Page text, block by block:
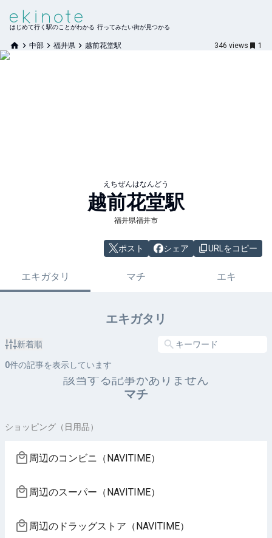
はじめて行く駅のことがわかる 行ってみたい街が見つかる
中部 福井県 越前花堂駅 346 views 1
えちぜんはなんどう
越前花堂駅
福井県福井市
ポスト シェア URLをコピー
エキガタリ マチ エキ
エキガタリ
新着順
0件の記事を表示しています
該当する記事がありません
マチ
ショッピング（日用品）
周辺のコンビニ（NAVITIME）
周辺のスーパー（NAVITIME）
周辺のドラッグストア（NAVITIME）